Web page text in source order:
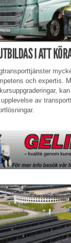
I ATT
och expertis.
av